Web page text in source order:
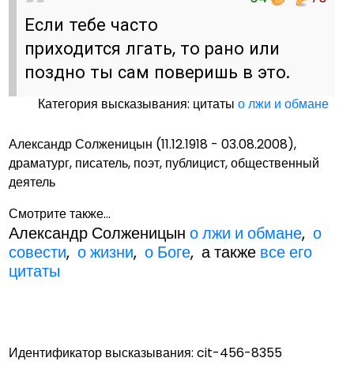
Если тебе часто
приходится лгать, то рано или
поздно ты сам поверишь в это.
Категория высказывания: цитатыо лжи и обмане
Александр Солженицын (11.12.1918 - 03.08.2008),
драматург, писатель, поэт, публицист, общественный
деятель
Смотрите также...
Александр Солженицыно лжи и обмане,о
совести,о жизни,о Боге, а также все его
цитаты
Идентификатор высказывания: cit-456-8355